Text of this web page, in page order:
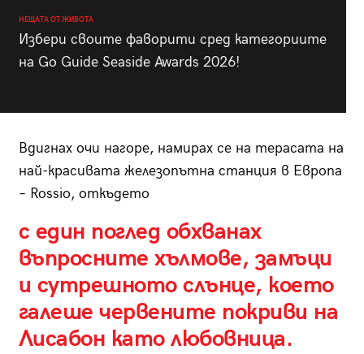
НЕЩАТА ОТ ЖИВОТА
Избери своите фаворити сред категориите
на Go Guide Seaside Awards 2026!
Вдигнах очи нагоре, намирах се на терасата на
най-красивата железопътна станция в Европа
– Rossio, откъдето
с един поглед обхванах
въпросните хълмове, замъци
и сутрешното слънце, което
галеше червените покриви на
Лисабон като любовница.